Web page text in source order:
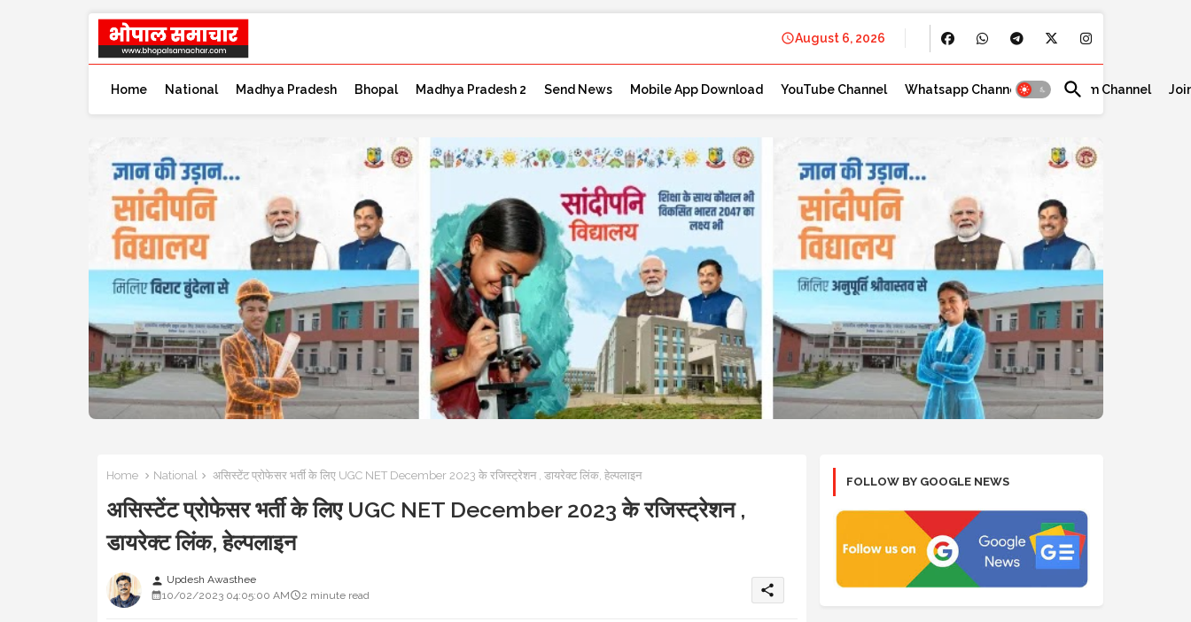
August 6, 2026
Home National Madhya Pradesh Bhopal Madhya Pradesh 2 Send News Mobile App Download YouTube Channel Whatsapp Channel Telegram Channel
Home National असिस्टेंट प्रोफेसर भर्ती के लिए UGC NET December 2023 के रजिस्ट्रेशन , डायरेक्ट लिंक, हेल्पलाइन
असिस्टेंट प्रोफेसर भर्ती के लिए UGC NET December 2023 के रजिस्ट्रेशन ,
डायरेक्ट लिंक, हेल्पलाइन
person Updesh Awasthee
10/02/2023 04:05:00 AM
2 minute read share
FOLLOW BY GOOGLE NEWS